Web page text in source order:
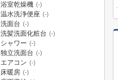
浴室乾燥機 (-)
温水洗浄便座 (-)
洗面台 (-)
洗髪洗面化粧台 (-)
シャワー (-)
独立洗面台 (-)
エアコン (-)
床暖房 (-)